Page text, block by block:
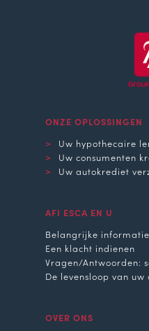
ONZE OPLOSSINGEN
Uw hypothecaire
Uw consumenten
Uw autokrediet
AFI ESCA EN U
Belangrijke informatie
Een klacht indienen
Vragen/Antwoorden:
De levensloop van uw
OVER ONS